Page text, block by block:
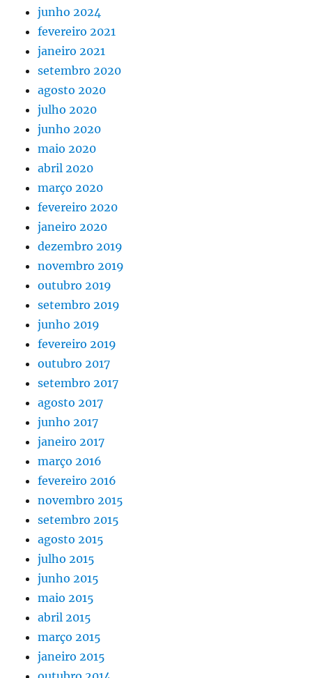
junho 2024
fevereiro 2021
janeiro 2021
setembro 2020
agosto 2020
julho 2020
junho 2020
maio 2020
abril 2020
março 2020
fevereiro 2020
janeiro 2020
dezembro 2019
novembro 2019
outubro 2019
setembro 2019
junho 2019
fevereiro 2019
outubro 2017
setembro 2017
agosto 2017
junho 2017
janeiro 2017
março 2016
fevereiro 2016
novembro 2015
setembro 2015
agosto 2015
julho 2015
junho 2015
maio 2015
abril 2015
março 2015
janeiro 2015